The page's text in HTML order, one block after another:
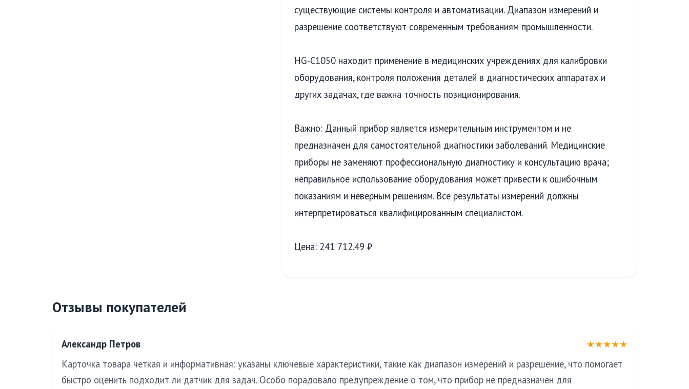
существующие системы контроля и автоматизации. Диапазон измерений и
разрешение соответствуют современным требованиям промышленности.
HG-C1050 находит применение в медицинских учреждениях для калибровки
оборудования, контроля положения деталей в диагностических аппаратах и
других задачах, где важна точность позиционирования.
Важно: Данный прибор является измерительным инструментом и не
предназначен для самостоятельной диагностики заболеваний. Медицинские
приборы не заменяют профессиональную диагностику и консультацию врача;
неправильное использование оборудования может привести к ошибочным
показаниям и неверным решениям. Все результаты измерений должны
интерпретироваться квалифицированным специалистом.
Цена: 241 712.49 ₽
Отзывы покупателей
Александр Петров
★★★★★
Карточка товара четкая и информативная: указаны ключевые характеристики, такие как диапазон измерений и разрешение, что помогает
быстро оценить подходит ли датчик для задач. Особо порадовало предупреждение о том, что прибор не предназначен для